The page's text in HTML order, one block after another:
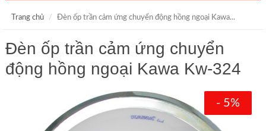
Trang chủ Đèn ốp trần cảm ứng chuyển động hồng ngoại Kawa...
Đèn ốp trần cảm ứng chuyển
động hồng ngoại Kawa Kw-324
- 5%